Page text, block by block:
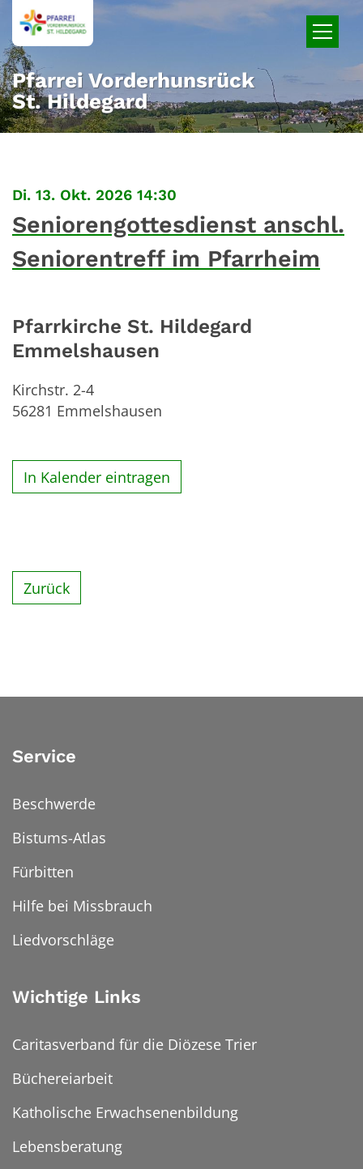
Zum Inhalt springen
Pfarrei Vorderhunsrück
St. Hildegard
Di. 13. Okt. 2026 14:30
Seniorengottesdienst anschl.
Seniorentreff im Pfarrheim
Pfarrkirche St. Hildegard
Emmelshausen
Kirchstr. 2-4
56281 Emmelshausen
In Kalender eintragen
Zurück
Service
Beschwerde
Bistums-Atlas
Fürbitten
Hilfe bei Missbrauch
Liedvorschläge
Wichtige Links
Caritasverband für die Diözese Trier
Büchereiarbeit
Katholische Erwachsenenbildung
Lebensberatung